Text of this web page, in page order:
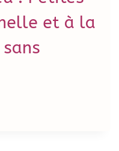
et à la